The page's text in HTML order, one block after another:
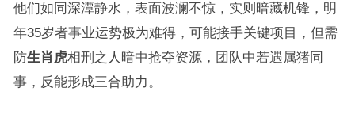
他们如同深潭静水，表面波澜不惊，实则暗藏机锋，明
年35岁者事业运势极为难得，可能接手关键项目，但需
防生肖虎相刑之人暗中抢夺资源，团队中若遇属猪同
事，反能形成三合助力。